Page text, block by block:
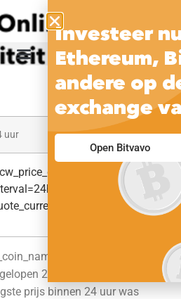
uur 30
raw=1]
staat momenteel op
24 uur was [ccw_high24h]
prijs binnen 24 uur was
Investeer
Ethereum,
andere op
exchange
Open Bitvavo